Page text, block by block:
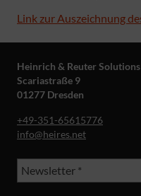
Link zur Auszeichnung
Heinrich & Reuter
Scariastraße 9
01277 Dresden
+49-351-65615776
info@heires.net